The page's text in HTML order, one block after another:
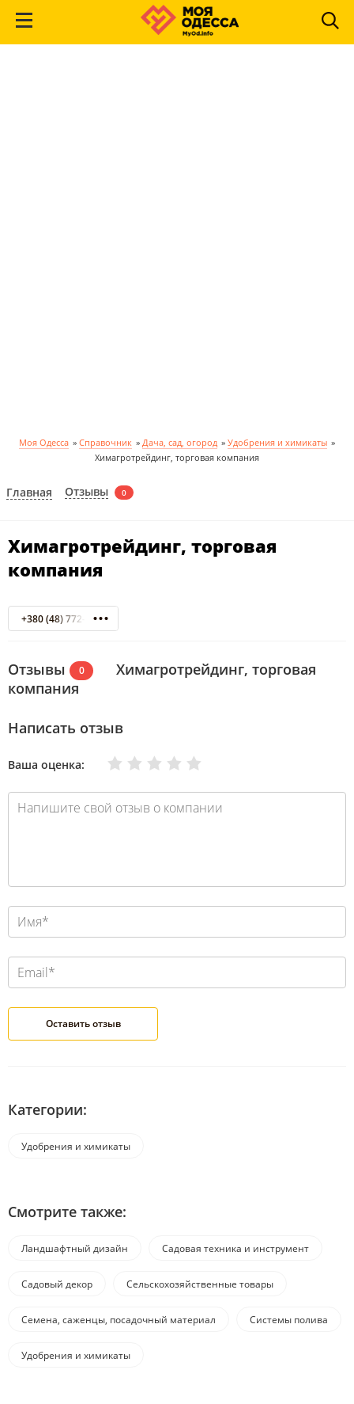
Моя Одесса » Справочник » Дача, сад, огород » Удобрения и химикаты »
Химагротрейдинг, торговая компания
Главная Отзывы 0
Химагротрейдинг, торговая
компания
+380 (48) 772-74-34
Отзывы 0
Химагротрейдинг, торговая
компания
Написать отзыв
Ваша оценка: Отлично
Хорошо
Нормально
Плохо
Очень плохо
Категории:
Удобрения и химикаты
Смотрите также:
Ландшафтный дизайн Садовая техника и инструмент
Садовый декор Сельскохозяйственные товары
Семена, саженцы, посадочный материал Системы полива
Удобрения и химикаты